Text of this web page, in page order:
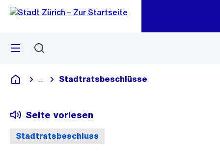
Navigation
Sprunglink
Menü
Deutsch
Blende alle Breadcrumbs ein
Stadtratsbeschlüsse
Stadtratsbeschluss
Seite vorlesen